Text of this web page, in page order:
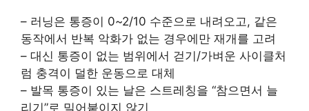
– 러닝은 통증이 0~2/10 수준으로 내려오고, 같은
동작에서 반복 악화가 없는 경우에만 재개를 고려
– 대신 통증이 없는 범위에서 걷기/가벼운 사이클처
럼 충격이 덜한 운동으로 대체
– 발목 통증이 있는 날은 스트레칭을 “참으면서 늘
리기”로 밀어붙이지 않기